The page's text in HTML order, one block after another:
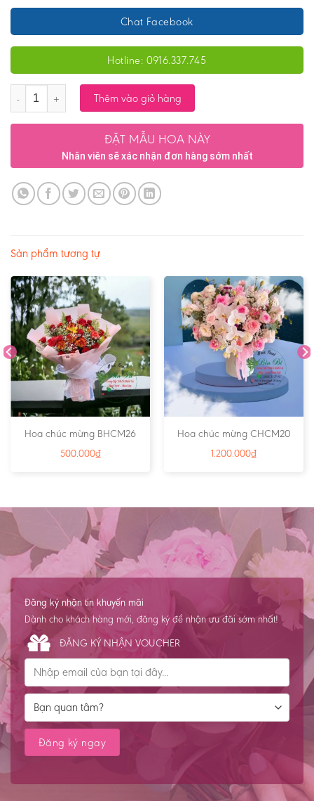
Chat Facebook
Hotline: 0916.337.745
Số lượng Thêm vào giỏ hàng
ĐẶT MẪU HOA NÀY
Nhân viên sẽ xác nhận đơn hàng sớm nhất
Sản phẩm tương tự
Hoa chúc mừng BHCM26
500.000₫
Hoa chúc mừng CHCM20
1.200.000₫
Đăng ký nhận tin khuyến mãi
Dành cho khách hàng mới, đăng ký để nhận ưu đãi sớm nhất!
ĐĂNG KÝ NHẬN VOUCHER